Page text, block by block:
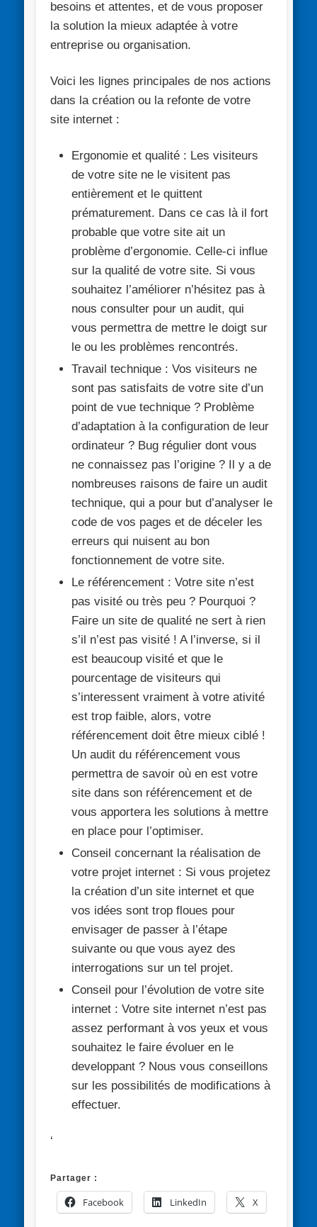
besoins et attentes, et de vous proposer
la solution la mieux adaptée à votre
entreprise ou organisation.
Voici les lignes principales de nos actions
dans la création ou la refonte de votre
site internet :
Ergonomie et qualité : Les visiteurs
de votre site ne le visitent pas
entièrement et le quittent
prématurement. Dans ce cas là il fort
probable que votre site ait un
problème d’ergonomie. Celle-ci influe
sur la qualité de votre site. Si vous
souhaitez l’améliorer n’hésitez pas à
nous consulter pour un audit, qui
vous permettra de mettre le doigt sur
le ou les problèmes rencontrés.
Travail technique : Vos visiteurs ne
sont pas satisfaits de votre site d’un
point de vue technique ? Problème
d’adaptation à la configuration de leur
ordinateur ? Bug régulier dont vous
ne connaissez pas l’origine ? Il y a de
nombreuses raisons de faire un audit
technique, qui a pour but d’analyser le
code de vos pages et de déceler les
erreurs qui nuisent au bon
fonctionnement de votre site.
Le référencement : Votre site n’est
pas visité ou très peu ? Pourquoi ?
Faire un site de qualité ne sert à rien
s’il n’est pas visité ! A l’inverse, si il
est beaucoup visité et que le
pourcentage de visiteurs qui
s’interessent vraiment à votre ativité
est trop faible, alors, votre
référencement doit être mieux ciblé !
Un audit du référencement vous
permettra de savoir où en est votre
site dans son référencement et de
vous apportera les solutions à mettre
en place pour l’optimiser.
Conseil concernant la réalisation de
votre projet internet : Si vous projetez
la création d’un site internet et que
vos idées sont trop floues pour
envisager de passer à l’étape
suivante ou que vous ayez des
interrogations sur un tel projet.
Conseil pour l’évolution de votre site
internet : Votre site internet n’est pas
assez performant à vos yeux et vous
souhaitez le faire évoluer en le
developpant ? Nous vous conseillons
sur les possibilités de modifications à
effectuer.
‘
Partager :
Facebook LinkedIn X